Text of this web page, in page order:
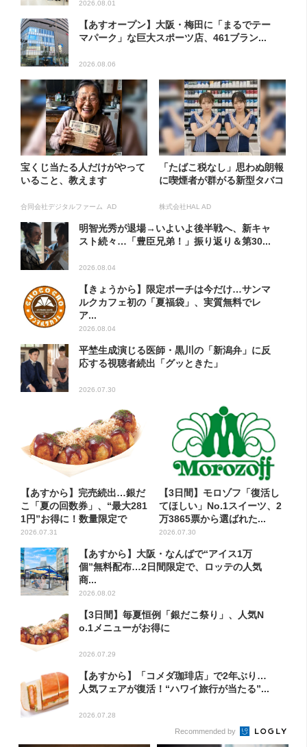
2026.08.01
【あすオープン】大阪・梅田に「まるでテー
マパーク」な巨大スポーツ店、461ブラン...
2026.08.06
宝くじ当たる人だけがやって
いること、教えます
合同会社デジタルファーム AD
「たばこ税なし」思わぬ朗報
に喫煙者が群がる新型タバコ
株式会社HAL AD
明智光秀が退場→いよいよ後半戦へ、新キャ
スト続々…「豊臣兄弟！」振り返り＆第30...
2026.08.04
【きょうから】限定ポーチは今だけ…サンマ
ルクカフェ初の「夏福袋」、実質無料でレ
ア...
2026.08.04
平埜生成演じる医師・黒川の「新潟弁」に反
応する視聴者続出「グッときた」
2026.07.30
【あすから】完売続出…銀だ
こ「夏の回数券」、“最大281
1円”お得に！数量限定で
2026.07.31
【3日間】モロゾフ「復活し
てほしい」No.1スイーツ、2
万3865票から選ばれた...
2026.07.30
【あすから】大阪・なんばで“アイス1万
個”無料配布…2日間限定で、ロッテの人気
商...
2026.08.02
【3日間】毎夏恒例「銀だこ祭り」、人気N
o.1メニューがお得に
2026.07.29
【あすから】「コメダ珈琲店」で2年ぶり…
人気フェアが復活！“ハワイ旅行が当たる”...
2026.07.28
Recommended by